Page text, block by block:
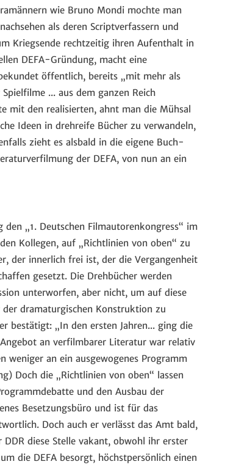
wie Bruno Mondi mochte man
als deren Scriptverfassern und
Kriegsende rechtzeitig ihren Aufenthalt in
DEFA-Gründung, macht eine
öffentlich, bereits „mit mehr als
... aus dem ganzen Reich
mit den realisierten, ahnt man die Mühsal
Ideen in drehreife Bücher zu verwandeln,
zieht es alsbald in die eigene Buch-
der DEFA, von nun an ein
„1. Deutschen Filmautorenkongress“ im
Kollegen, auf „Richtlinien von oben“ zu
der innerlich frei ist, der die Vergangenheit
gesetzt. Die Drehbücher werden
unterworfen, aber nicht, um auf diese
der dramaturgischen Konstruktion zu
bestätigt: „In den ersten Jahren... ging die
an verfilmbarer Literatur war relativ
weniger an ein ausgewogenes Programm
Doch die „Richtlinien von oben“ lassen
und den Ausbau der
Besetzungsbüro und ist für das
Doch auch er verlässt das Amt bald,
diese Stelle vakant, obwohl ihr erster
die DEFA besorgt, höchstpersönlich einen